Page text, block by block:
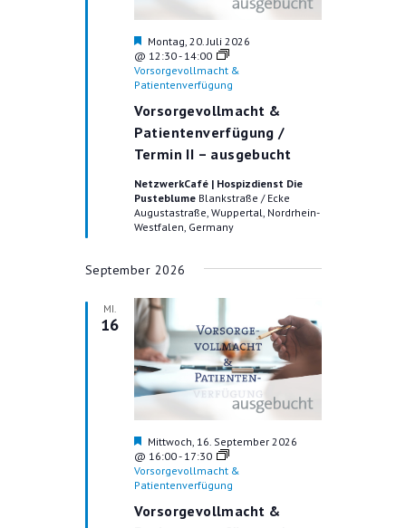
U
A
N
S
I
C
T
N
N
A
V
I
A
V
Vorsorgevollmacht &
Patientenverfügung /
Termin II – ausgebucht
H
e
r
v
r
g
e
h
b
e
n
Montag, 20. Juli 2026
@ 12:30- 14:00
Vorsorgevollmacht &
Patientenverfügung
NetzwerkCafé | Hospizdienst Die
Pusteblume Blankstraße / Ecke
Augustastraße, Wuppertal, Nordrhein-
Westfalen, Germany
September 2026
MI.
16
Vorsorgevollmacht &
H
e
r
v
r
Mittwoch, 16. September 2026
@ 16:00- 17:30
Vorsorgevollmacht &
Patientenverfügung